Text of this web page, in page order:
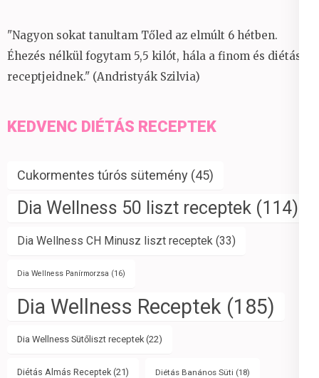
"Nagyon sokat tanultam Tőled az elmúlt 6 hétben.
Éhezés nélkül fogytam 5,5 kilót, hála a finom és diétás
receptjeidnek." (Andristyák Szilvia)
KEDVENC DIÉTÁS RECEPTEK
Cukormentes túrós sütemény (45)
Dia Wellness 50 liszt receptek (114)
Dia Wellness CH Minusz liszt receptek (33)
Dia Wellness Panírmorzsa (16)
Dia Wellness Receptek (185)
Dia Wellness Sütőliszt receptek(22)
Diétás Almás Receptek (21) Diétás Banános Süti (18)